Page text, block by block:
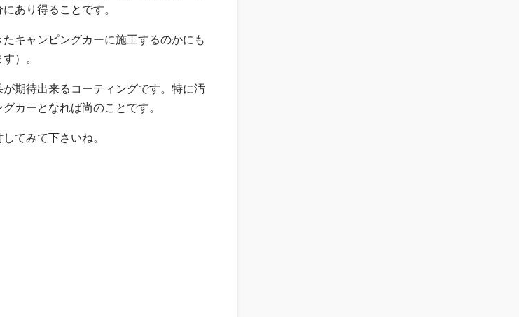
あり得ることです。
キャンピングカーに施工するのかにも
）。
期待出来るコーティングです。特に汚
カーとなれば尚のことです。
てみて下さいね。